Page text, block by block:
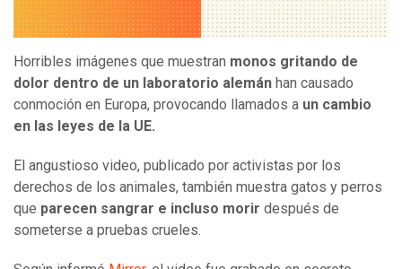
Horribles imágenes que muestran monos gritando de
dolor dentro de un laboratorio alemán han causado
conmoción en Europa, provocando llamados a un cambio
en las leyes de la UE.
El angustioso video, publicado por activistas por los
derechos de los animales, también muestra gatos y perros
que parecen sangrar e incluso morir después de
someterse a pruebas crueles.